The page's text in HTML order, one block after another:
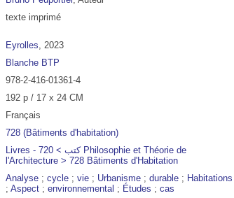
texte imprimé
Eyrolles, 2023
Blanche BTP
978-2-416-01361-4
192 p / 17 x 24 CM
Français
728 (Bâtiments d'habitation)
Livres - كتب > 720 Philosophie et Théorie de
l'Architecture > 728 Bâtiments d'Habitation
Analyse ;cycle ;vie ; Urbanisme ;durable ; Habitations
;Aspect ;environnemental ; Études ;cas
23:00 00:00 01:00 02:00